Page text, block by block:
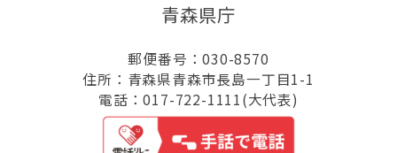
青森県庁
郵便番号：030-8570
住所：青森県青森市長島一丁目1-1
電話：017-722-1111(大代表)